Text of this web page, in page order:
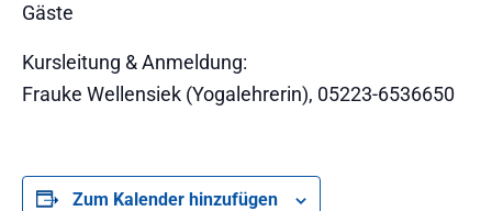
Gäste
Kursleitung & Anmeldung:
Frauke Wellensiek (Yogalehrerin), 05223-6536650
Zum Kalender hinzufügen